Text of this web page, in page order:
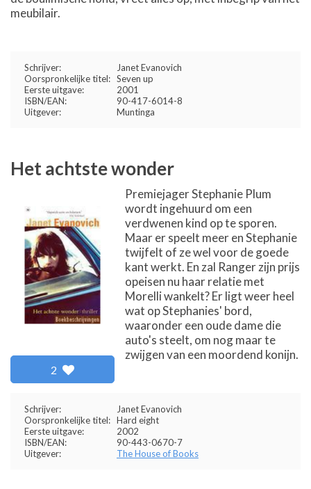
meubilair.
Schrijver:
Janet Evanovich
Oorspronkelijke titel: Seven up
Eerste uitgave:
2001
ISBN/EAN:
90-417-6014-8
Uitgever:
Muntinga
Het achtste wonder
2
Premiejager Stephanie Plum
wordt ingehuurd om een
verdwenen kind op te sporen.
Maar er speelt meer en Stephanie
twijfelt of ze wel voor de goede
kant werkt. En zal Ranger zijn prijs
opeisen nu haar relatie met
Morelli wankelt? Er ligt weer heel
wat op Stephanies' bord,
waaronder een oude dame die
auto's steelt, om nog maar te
zwijgen van een moordend konijn.
Schrijver:
Janet Evanovich
Oorspronkelijke titel: Hard eight
Eerste uitgave:
2002
ISBN/EAN:
90-443-0670-7
Uitgever:
The House of Books